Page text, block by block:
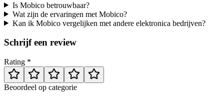
Is Mobico betrouwbaar?
Wat zijn de ervaringen met Mobico?
Kan ik Mobico vergelijken met andere elektronica bedrijven?
Schrijf een review
Rating *
Beoordeel op categorie